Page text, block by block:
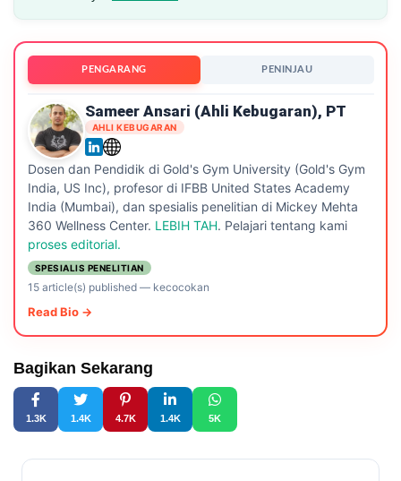
PENGARANG PENINJAU
Sameer Ansari (Ahli Kebugaran), PT
AHLI KEBUGARAN
Dosen dan Pendidik di Gold's Gym University (Gold's Gym
India, US Inc), profesor di IFBB United States Academy
India (Mumbai), dan spesialis penelitian di Mickey Mehta
360 Wellness Center. LEBIH TAH. Pelajari tentang kami
proses editorial.
SPESIALIS PENELITIAN
15 article(s) published— kecocokan
Read Bio →
Bagikan Sekarang
1.3K 1.4K 4.7K 1.4K 5K